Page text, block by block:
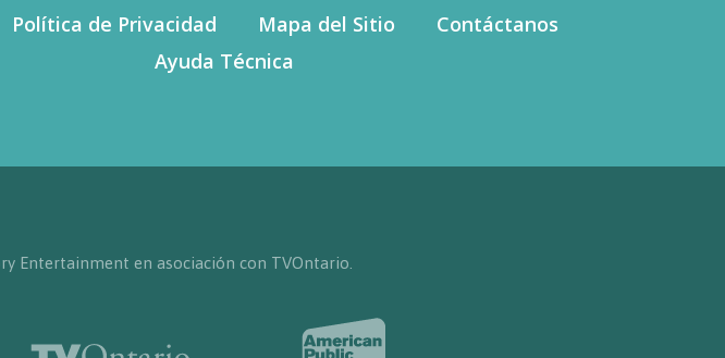
Política de Privacidad Mapa del Sitio
Contáctanos
Ayuda Técnica
Entertainment en asociación con TVOntario.